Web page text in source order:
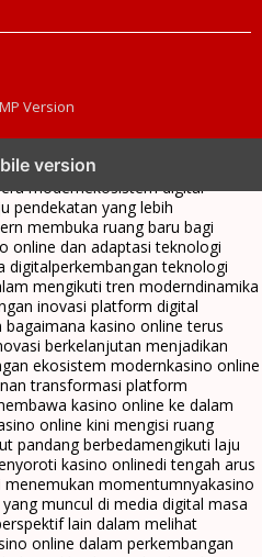
Version
version
kasino online mencerminkan
modernekosistem digital
pendekatan yang lebih
membuka ruang baru bagi
online dan adaptasi teknologi
digitalperkembangan teknologi
mengikuti tren moderndinamika
inovasi platform digital
kasino online terus
berkelanjutan menjadikan
ekosistem modernkasino online
transformasi platform
kasino online ke dalam
online kini mengisi ruang
pandang berbedamengikuti laju
kasino onlinedi tengah arus
momentumnyakasino
muncul di media digital masa
lain dalam melihat
online dalam perkembangan